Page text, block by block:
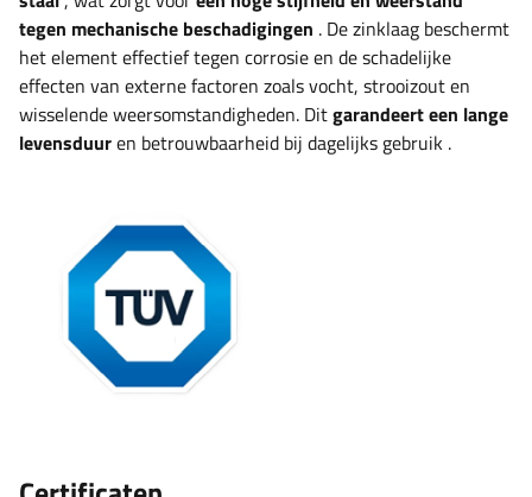
tegen mechanische beschadigingen . De zinklaag beschermt
het element effectief tegen corrosie en de schadelijke
effecten van externe factoren zoals vocht, strooizout en
wisselende weersomstandigheden. Ditgarandeert een lange
levensduuren betrouwbaarheid bij dagelijks gebruik .